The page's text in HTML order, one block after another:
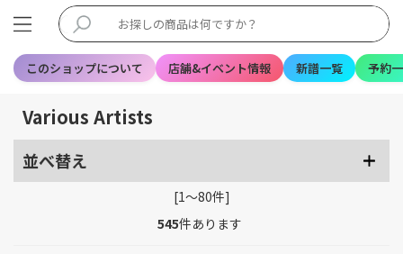
このショップについて 店舗&イベント情報 新譜一覧 予約
Various Artists
並べ替え
[1～80件]
545件あります